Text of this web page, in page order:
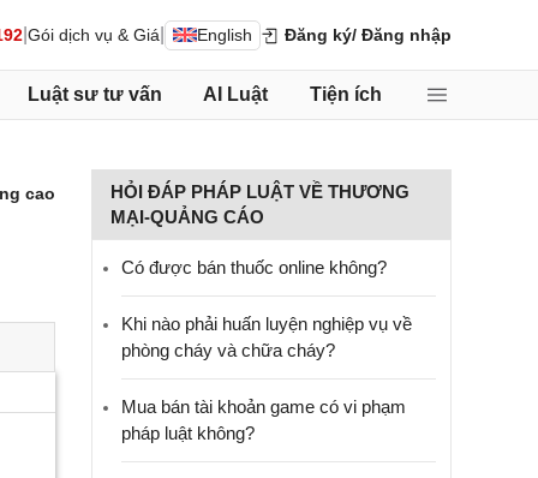
Gói dịch vụ & Giá English Đăng ký/ Đăng nhập
Luật sư tư vấn AI Luật Tiện ích
cao
HỎI ĐÁP PHÁP LUẬT VỀ THƯƠNG
MẠI-QUẢNG CÁO
Có được bán thuốc online không?
Khi nào phải huấn luyện nghiệp vụ về
phòng cháy và chữa cháy?
Mua bán tài khoản game có vi phạm
pháp luật không?